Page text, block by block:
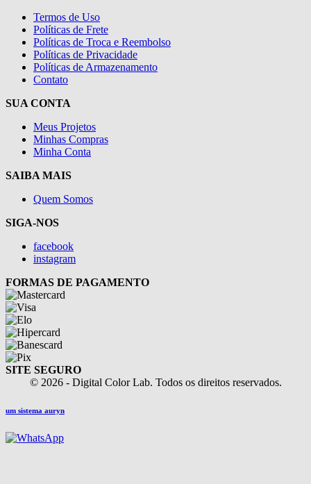
Termos de Uso
Políticas de Frete
Políticas de Troca e Reembolso
Políticas de Privacidade
Políticas de Armazenamento
Contato
SUA CONTA
Meus Projetos
Minhas Compras
Minha Conta
SAIBA MAIS
Quem Somos
SIGA-NOS
facebook
instagram
FORMAS DE PAGAMENTO
SITE SEGURO
© 2026 - Digital Color Lab. Todos os direitos reservados.
um sistema auryn